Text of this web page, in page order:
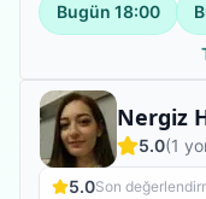
Bugün 18:00
Nergiz
5.0(1
5.0Son